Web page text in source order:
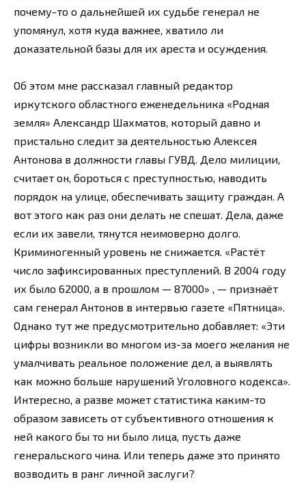
почему-то о дальнейшей их судьбе генерал не
упомянул, хотя куда важнее, хватило ли
доказательной базы для их ареста и осуждения.
Об этом мне рассказал главный редактор
иркутского областного еженедельника «Родная
земля» Александр Шахматов, который давно и
пристально следит за деятельностью Алексея
Антонова в должности главы ГУВД. Дело милиции,
считает он, бороться с преступностью, наводить
порядок на улице, обеспечивать защиту граждан. А
вот этого как раз они делать не спешат. Дела, даже
если их завели, тянутся неимоверно долго.
Криминогенный уровень не снижается. «Растёт
число зафиксированных преступлений. В 2004 году
их было 62000, а в прошлом — 87000» , — признаёт
сам генерал Антонов в интервью газете «Пятница».
Однако тут же предусмотрительно добавляет: «Эти
цифры возникли во многом из-за моего желания не
умалчивать реальное положение дел, а выявлять
как можно больше нарушений Уголовного кодекса».
Интересно, а разве может статистика каким-то
образом зависеть от субъективного отношения к
ней какого бы то ни было лица, пусть даже
генеральского чина. Или теперь даже это принято
возводить в ранг личной заслуги?